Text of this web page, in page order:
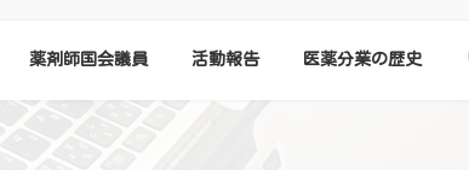
薬剤師国会議員 活動報告 医薬分業の歴史